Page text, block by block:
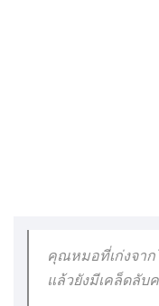
คุณหมอที่เก่งจาก
แล้วยังมีเคล็ดลับ